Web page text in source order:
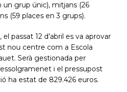
un grup únic), mitjans (26
(59 places en 3 grups).
el passat 12 d’abril es va aprovar
nou centre com a Escola
Serà gestionada per
i el pressupost
ha estat de 829.426 euros.